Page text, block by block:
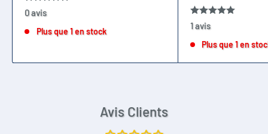
0 avis
Plus que 1 en stock
1 avis
Plus que 1 en
Avis Clients